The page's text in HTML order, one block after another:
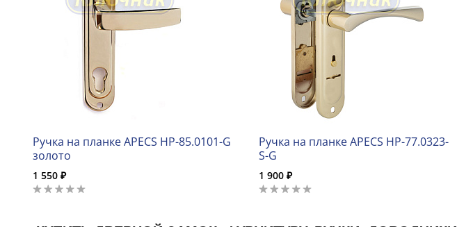
Ручка на планке APECS HP-85.0101-G
золото
1 550 ₽
Ручка на планке APECS HP-77.0323-
S-G
1 900 ₽